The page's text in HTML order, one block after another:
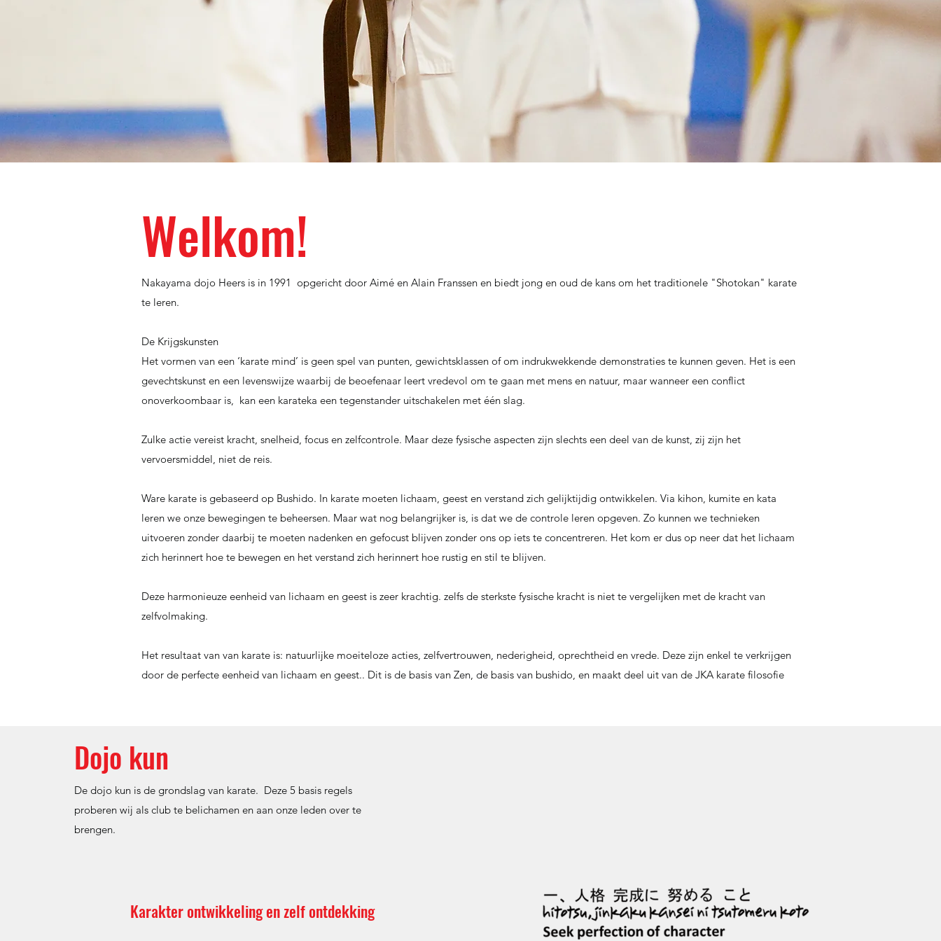
Welkom!
Nakayama dojo Heers is in 1991 opgericht door Aimé en Alain Franssen en biedt jong en oud de kans om het traditionele "Shotokan" karate
te leren.
De Krijgskunsten
Het vormen van een ‘karate mind’ is geen spel van punten, gewichtsklassen of om indrukwekkende demonstraties te kunnen geven. Het is een
gevechtskunst en een levenswijze waarbij de beoefenaar leert vredevol om te gaan met mens en natuur, maar wanneer een conflict
onoverkoombaar is, kan een karateka een tegenstander uitschakelen met één slag.
Zulke actie vereist kracht, snelheid, focus en zelfcontrole. Maar deze fysische aspecten zijn slechts een deel van de kunst, zij zijn het
vervoersmiddel, niet de reis.
Ware karate is gebaseerd op Bushido. In karate moeten lichaam, geest en verstand zich gelijktijdig ontwikkelen. Via kihon, kumite en kata
leren we onze bewegingen te beheersen. Maar wat nog belangrijker is, is dat we de controle leren opgeven. Zo kunnen we technieken
uitvoeren zonder daarbij te moeten nadenken en gefocust blijven zonder ons op iets te concentreren. Het kom er dus op neer dat het lichaam
zich herinnert hoe te bewegen en het verstand zich herinnert hoe rustig en stil te blijven.
Deze harmonieuze eenheid van lichaam en geest is zeer krachtig. zelfs de sterkste fysische kracht is niet te vergelijken met de kracht van
zelfvolmaking.
Het resultaat van van karate is: natuurlijke moeiteloze acties, zelfvertrouwen, nederigheid, oprechtheid en vrede. Deze zijn enkel te verkrijgen
door de perfecte eenheid van lichaam en geest.. Dit is de basis van Zen, de basis van bushido, en maakt deel uit van de JKA karate filosofie
Dojo kun
De dojo kun is de grondslag van karate. Deze 5 basis regels
proberen wij als club te belichamen en aan onze leden over te
brengen.
Karakter ontwikkeling en zelf ontdekking